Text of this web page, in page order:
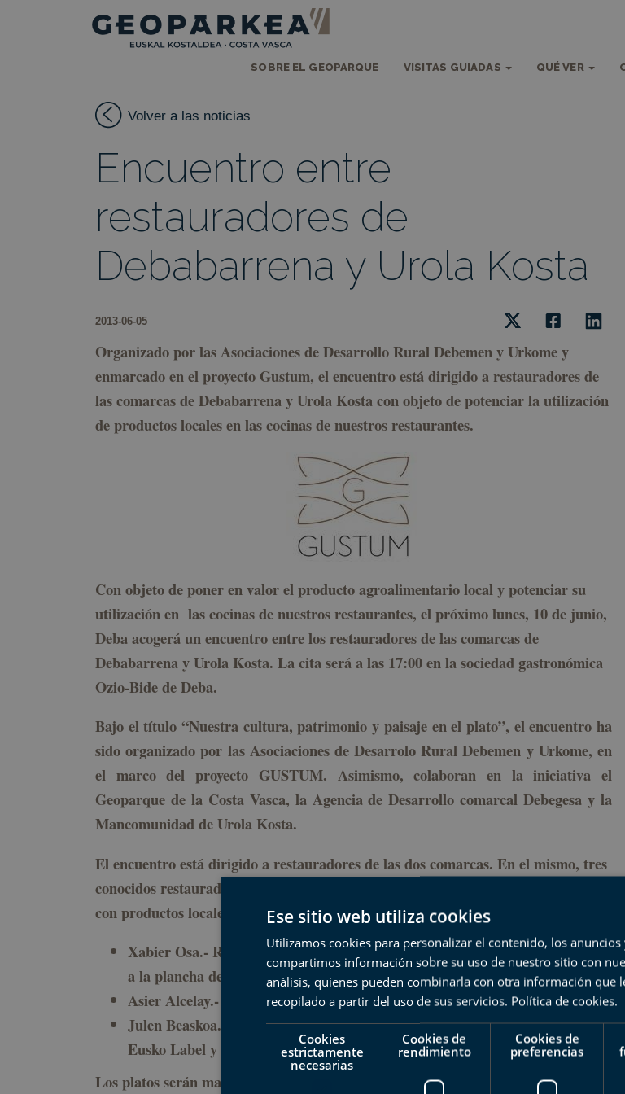
SOBRE EL GEOPARQUE VISITAS GUIADAS QUÉ VER
Volver a las noticias
Encuentro entre
restauradores de
Debabarrena y Urola Kosta
2013-06-05
Organizado por las Asociaciones de Desarrollo Rural Debemen y Urkome y
enmarcado en el proyecto Gustum, el encuentro está dirigido a restauradores de
las comarcas de Debabarrena y Urola Kosta con objeto de potenciar la utilización
de productos locales en las cocinas de nuestros restaurantes.
Con objeto de poner en valor el producto agroalimentario local y potenciar su
utilización en las cocinas de nuestros restaurantes, el próximo lunes, 10 de junio,
Deba acogerá un encuentro entre los restauradores de las comarcas de
Debabarrena y Urola Kosta. La cita será a las 17:00 en la sociedad gastronómica
Ozio-Bide de Deba.
Bajo el título “Nuestra cultura, patrimonio y paisaje en el plato”, el encuentro ha
sido organizado por las Asociaciones de Desarrolo Rural Debemen y Urkome, en
el marco del proyecto GUSTUM. Asimismo, colaboran en la iniciativa el
Geoparque de la Costa Vasca, la Agencia de Desarrollo comarcal Debegesa y la
Mancomunidad de Urola Kosta.
El encuentro está dirigido a restauradores de las dos comarcas. En el mismo, tres
conocidos restauradores de la zona cocinarán tres platos diferentes elaborados
con productos locales. Trabajarán entre los fogones:
Xabier Osa.- Restaurante URGAIN, Deba: Crema de guisantes y cebollines
a la plancha de producción ecológica.
Asier Alcelay.- Restaurante KETARRI, Getaria: Ensalada de verdel.
Julen Beaskoa.- Restaurante KANALA, Itziar-Deba: Sukalki, con carne
Eusko Label y verduras.
Los platos serán maridados con txakoli de Getaria producido en las comarcas.
Ese sitio web utiliza cookies
Utilizamos cookies para personalizar el contenido, los
compartimos información sobre su uso de nuestro sitio con
análisis, quienes pueden combinarla con otra información que
recopilado a partir del uso de sus servicios. Política de cookies.
Cookies
estrictamente
necesarias
Cookies de
rendimiento
Cookies de
preferencias